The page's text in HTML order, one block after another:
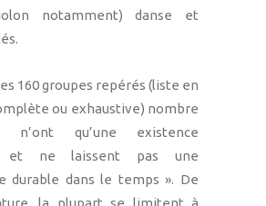
notamment) danse et
160 groupes repérés (liste en
ou exhaustive) nombre
n’ont qu’une existence
et ne laissent pas une
durable dans le temps ». De
la plupart se limitent à